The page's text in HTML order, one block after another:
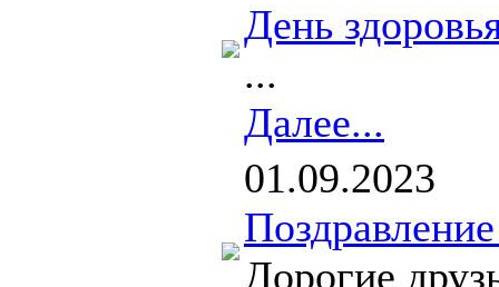
День
...
Далее...
01.09.2023
Дорогие